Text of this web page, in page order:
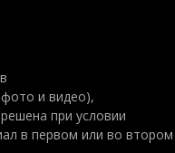
и видео),
при условии
в первом или во втором